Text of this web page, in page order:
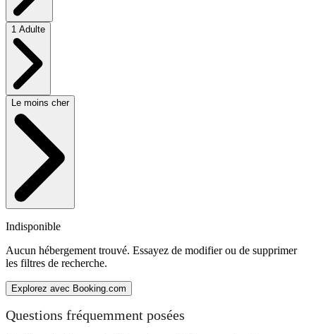
1 Adulte
Le moins cher
Indisponible
Aucun hébergement trouvé. Essayez de modifier ou de supprimer
les filtres de recherche.
Explorez avec Booking.com
Questions fréquemment posées